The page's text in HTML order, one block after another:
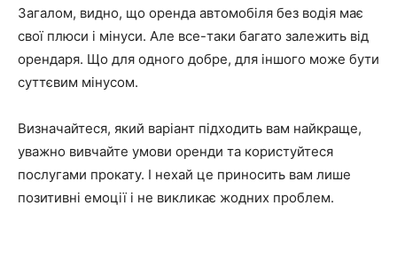
Загалом, видно, що оренда автомобіля без водія має
свої плюси і мінуси. Але все-таки багато залежить від
орендаря. Що для одного добре, для іншого може бути
суттєвим мінусом.
Визначайтеся, який варіант підходить вам найкраще,
уважно вивчайте умови оренди та користуйтеся
послугами прокату. І нехай це приносить вам лише
позитивні емоції і не викликає жодних проблем.